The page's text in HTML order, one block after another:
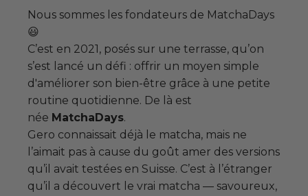
Nous sommes les fondateurs de MatchaDays
😃
C’est en 2021, posés sur une terrasse, qu’on
s’est lancé un défi : offrir un moyen simple
d'améliorer son bien-être grâce à une petite
routine quotidienne. De là est
née MatchaDays.
Gero connaissait déjà le matcha, mais ne
l’aimait pas à cause du goût amer des versions
qu’il avait testées en Suisse. C’est à l’étranger
qu’il a découvert le vrai matcha — savoureux,